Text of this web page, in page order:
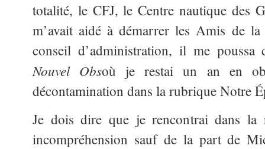
totalité, le CFJ, le Centre nautique des
m’avait aidé à démarrer les Amis de
conseil d’administration, il me
Nouvel Obsoù je restai un an en
décontamination dans la rubrique Notre
Je dois dire que je rencontrai dans la
incompréhension sauf de la part de